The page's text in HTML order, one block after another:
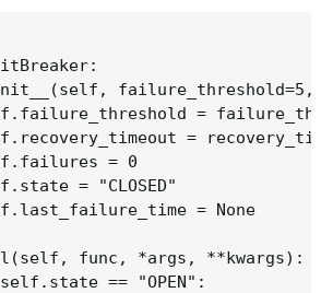
failure_threshold=5,
=
=
= 0
= "CLOSED"
= None
func, *args, **kwargs):
== "OPEN":